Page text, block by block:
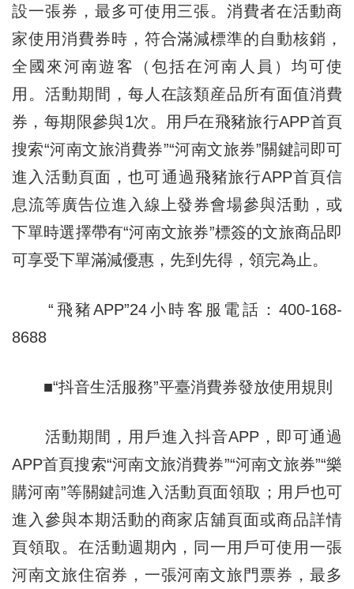
設一張券，最多可使用三張。消費者在活動商
家使用消費券時，符合滿減標準的自動核銷，
全國來河南遊客（包括在河南人員）均可使
用。活動期間，每人在該類産品所有面值消費
券，每期限參與1次。用戶在飛豬旅行APP首頁
搜索“河南文旅消費券”“河南文旅券”關鍵詞即可
進入活動頁面，也可通過飛豬旅行APP首頁信
息流等廣告位進入線上發券會場參與活動，或
下單時選擇帶有“河南文旅券”標簽的文旅商品即
可享受下單滿減優惠，先到先得，領完為止。
“飛豬APP”24小時客服電話：400-168-
8688
■“抖音生活服務”平臺消費券發放使用規則
活動期間，用戶進入抖音APP，即可通過
APP首頁搜索“河南文旅消費券”“河南文旅券”“樂
購河南”等關鍵詞進入活動頁面領取；用戶也可
進入參與本期活動的商家店舖頁面或商品詳情
頁領取。在活動週期內，同一用戶可使用一張
河南文旅住宿券，一張河南文旅門票券，最多